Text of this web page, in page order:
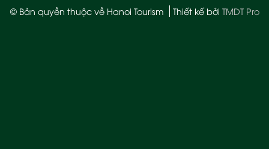
© Bản quyền thuộc về Hanoi Tourism Thiết kế bởi TMDT Pro